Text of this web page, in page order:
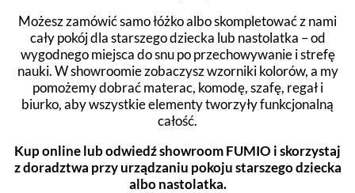
Możesz zamówić samo łóżko albo skompletować z nami
cały pokój dla starszego dziecka lub nastolatka – od
wygodnego miejsca do snu po przechowywanie i strefę
nauki. W showroomie zobaczysz wzorniki kolorów, a my
pomożemy dobrać materac, komodę, szafę, regał i
biurko, aby wszystkie elementy tworzyły funkcjonalną
całość.
Kup online lub odwiedź showroom FUMIO i skorzystaj
z doradztwa przy urządzaniu pokoju starszego dziecka
albo nastolatka.